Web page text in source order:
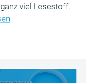
viel Lesestoff.